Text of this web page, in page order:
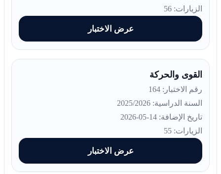
الزيارات: 56
عرض الاختبار
القوى والحركة
رقم الاختبار: 164
السنة الدراسية: 2025/2026
تاريخ الإضافة: 14-05-2026
الزيارات: 55
عرض الاختبار